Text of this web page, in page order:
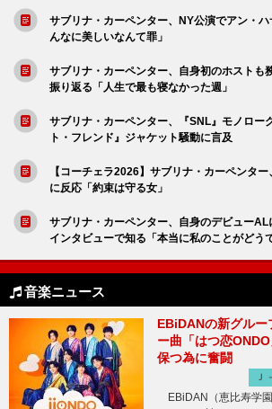
サブリナ・カーペンター、NY公演でアン・ハ
んなに美しいなんて罪」
サブリナ・カーペンター、自身初のホストも
振り返る「人生で最も寝なかった週」
サブリナ・カーペンター、『SNL』モノロー
ト・フレンド』ジャケット騒動に言及
【コーチェラ2026】サブリナ・カーペンタ
に反応「約束は守る女」
サブリナ・カーペンター、自身のデビュー
インタビューで知る「本当に私のことがどう
音楽ニュース
EBiDANの新グル
ー曲「はつ恋
保つ為に奮闘
Ｊ
EBiDAN（恵比寿学